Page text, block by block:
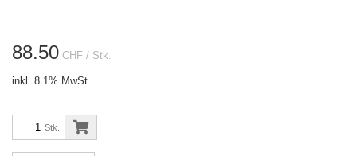
88.50 CHF / Stk.
inkl. 8.1% MwSt.
Stk.